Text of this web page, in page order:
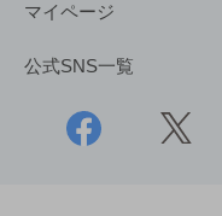
マイページ
公式SNS一覧